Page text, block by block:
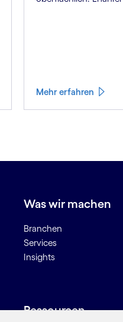
Mehr erfahren
Was wir machen
Branchen
Services
Insights
Ressourcen